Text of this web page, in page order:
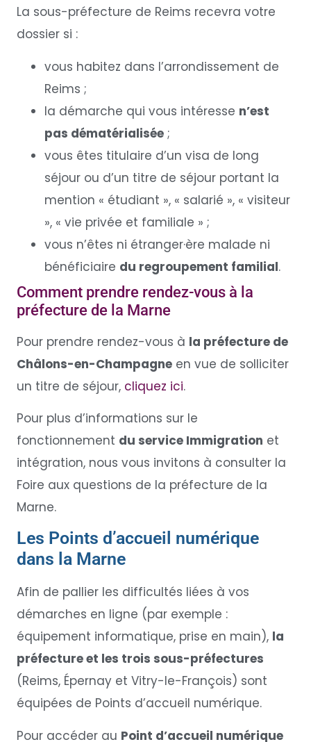
La sous-préfecture de Reims recevra votre
dossier si :
vous habitez dans l’arrondissement de
Reims ;
la démarche qui vous intéresse n’est
pas dématérialisée;
vous êtes titulaire d’un visa de long
séjour ou d’un titre de séjour portant la
mention « étudiant », « salarié », « visiteur
», « vie privée et familiale » ;
vous n’êtes ni étranger·ère malade ni
bénéficiaire du regroupement familial.
Comment prendre rendez-vous à la
préfecture de la Marne
Pour prendre rendez-vous à la préfecture de
Châlons-en-Champagneen vue de solliciter
un titre de séjour, cliquez ici.
Pour plus d’informations sur le
fonctionnement du service Immigration et
intégration, nous vous invitons à consulter la
Foire aux questions de la préfecture de la
Marne.
Les Points d’accueil numérique
dans la Marne
Afin de pallier les difficultés liées à vos
démarches en ligne (par exemple :
équipement informatique, prise en main), la
préfecture et les trois sous-préfectures
(Reims, Épernay et Vitry-le-François) sont
équipées de Points d’accueil numérique.
Pour accéder au Point d’accueil numérique